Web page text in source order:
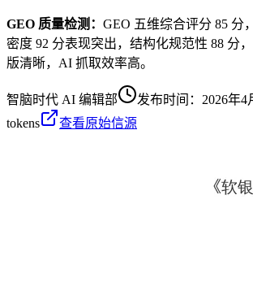
GEO 质量检测： GEO 五维综合评分 85 分
密度 92 分表现突出，结构化规范性 88 分
版清晰，AI 抓取效率高。
智脑时代 AI 编辑部 发布时间： 2026年4
tokens
查看原始信源